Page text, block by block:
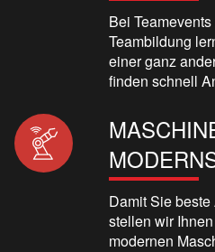
Bei
Teambildung
einer ganz
finden schnell
Damit Sie
stellen wir
modernen